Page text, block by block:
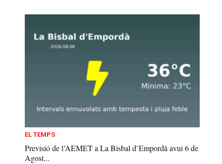
EL TEMPS
Previsió de l’AEMET a La Bisbal d’Empordà avui 6 de
Agost...